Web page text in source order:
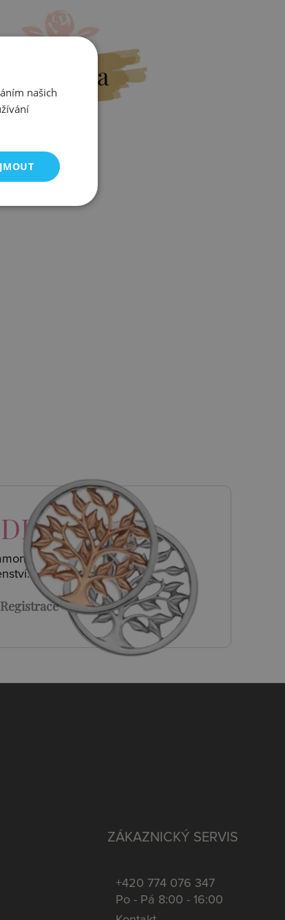
Výměna
a
Registrace
ZÁKAZNICKÝ SERVIS
+420 774 076 347
Po - Pá 8:00 - 16:00
našich